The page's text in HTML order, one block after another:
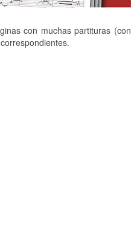
con muchas partituras (con